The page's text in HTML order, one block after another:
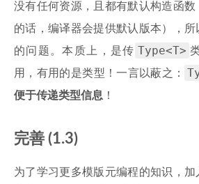
没有任何资源，且都有默认构造函
的话，编译器会提供默认版本），
的问题。本质上，是传 Type<T>
用，有用的是类型！一言以蔽之：
便于传递类型信息 ！
完善 (1.3)
为了学习更多模版元编程的知识，加